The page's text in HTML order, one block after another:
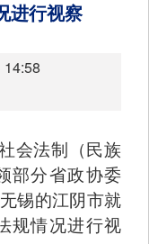
进行视察
会法制（民族
部分省政协委
锡的江阴市就
规情况进行视